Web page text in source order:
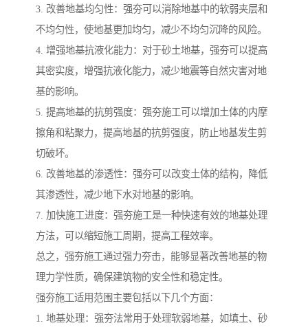
3. 改善地基均匀性：强夯可以消除地基中的软弱夹层和
不均匀性，使地基更加均匀，减少不均匀沉降的风险。
4. 增强地基抗液化能力：对于砂土地基，强夯可以提高
其密实度，增强抗液化能力，减少地震等自然灾害对地
基的影响。
5. 提高地基的抗剪强度：强夯施工可以增加土体的内摩
擦角和粘聚力，提高地基的抗剪强度，防止地基发生剪
切破坏。
6. 改善地基的渗透性：强夯可以改变土体的结构，降低
其渗透性，减少地下水对地基的影响。
7. 加快施工进度：强夯施工是一种快速有效的地基处理
方法，可以缩短施工周期，提高工程效率。
总之，强夯施工通过强力夯击，能够显著改善地基的物
理力学性质，确保建筑物的安全性和稳定性。
强夯施工适用范围主要包括以下几个方面：
1. 地基处理：强夯法常用于处理软弱地基，如填土、砂